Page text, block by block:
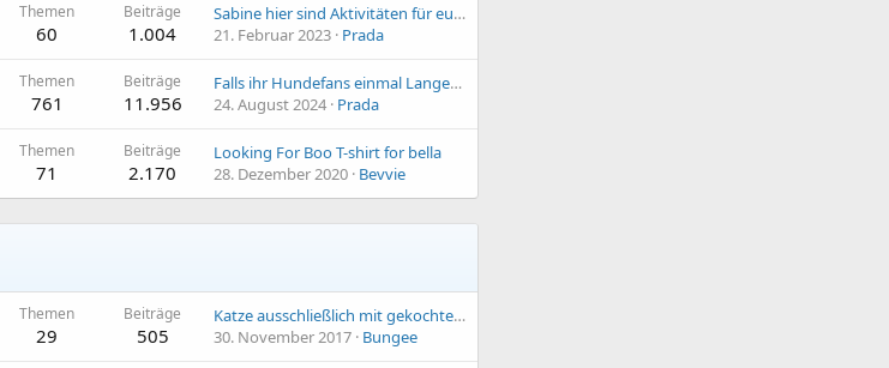
Themen
60
Beiträge
1.004
Sabine hier sind Aktivitäten für euch
21. Februar 2023 Prada
Themen
761
Beiträge
11.956
Falls ihr Hundefans einmal Langeweile verspürt
24. August 2024 Prada
Themen
71
Beiträge
2.170
Looking For Boo T-shirt for bella
28. Dezember 2020 Bevvie
Themen
29
Beiträge
505
Katze ausschließlich mit gekochtem Huhn ernähren?
30. November 2017 Bungee